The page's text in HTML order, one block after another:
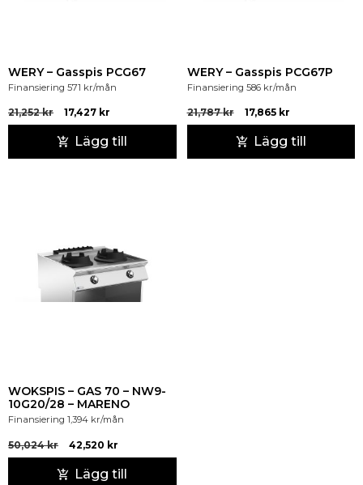
WERY – Gasspis PCG67
Finansiering 571 kr/mån
21,252kr 17,427 kr
Lägg till
WERY – Gasspis PCG67P
Finansiering 586 kr/mån
21,787kr 17,865 kr
Lägg till
WOKSPIS – GAS 70 – NW9-
10G20/28 – MARENO
Finansiering 1,394 kr/mån
50,024kr 42,520 kr
Lägg till